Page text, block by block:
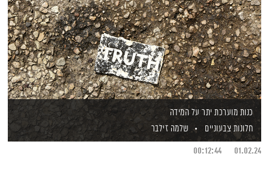
כנות מוערכת יתר על המידה
חלונות צבעוניים
שלמה זילבר
01.02.24
00:12:44